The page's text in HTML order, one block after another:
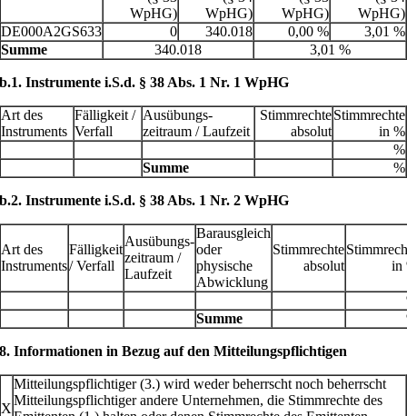
WpHG)
WpHG)
WpHG)
WpHG)
DE000A2GS633
0 340.018 0,00 %
3,01 %
Summe
340.018 3,01 %
b.1. Instrumente i.S.d. § 38 Abs. 1 Nr. 1 WpHG
Art des
Instruments
Fälligkeit /
Verfall
Ausübungs­
zeitraum / Laufzeit
Stimmrechte
absolut
Stimmrechte
in %
%
Summe
%
b.2. Instrumente i.S.d. § 38 Abs. 1 Nr. 2 WpHG
Art des
Instruments
Fälligkeit
/ Verfall
Ausübungs­
zeitraum /
Laufzeit
Barausgleich
oder
physische
Abwicklung
Stimmrechte
absolut
in
Summe
8. Informationen in Bezug auf den Mitteilungspflichtigen
X
Mitteilungspflichtiger (3.) wird weder beherrscht noch beherrscht
Mitteilungspflichtiger andere Unternehmen, die Stimmrechte des